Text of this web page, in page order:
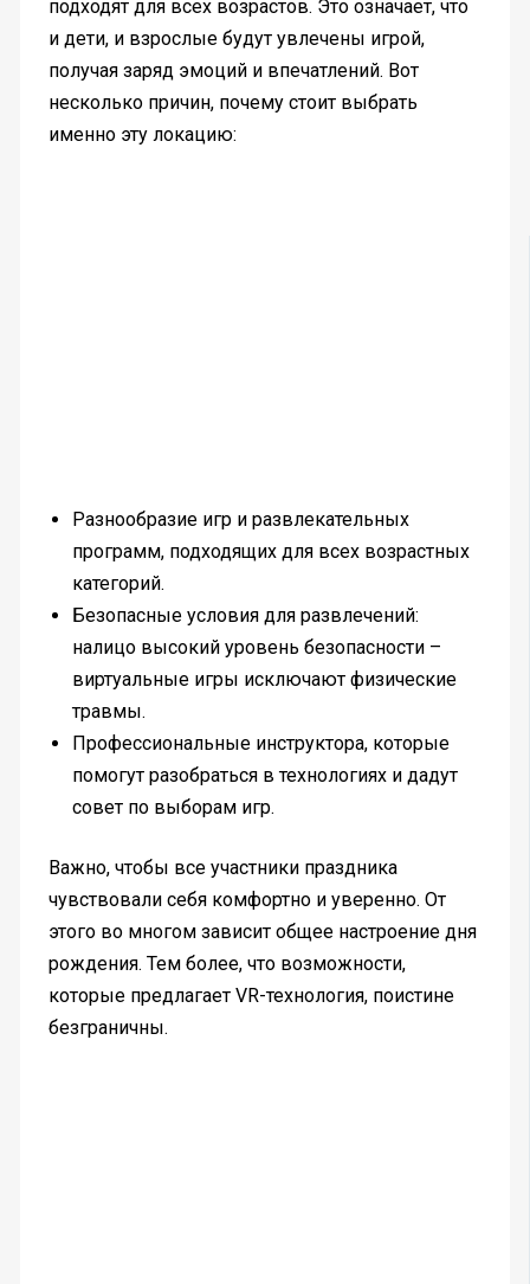
подходят для всех возрастов. Это означает, что
и дети, и взрослые будут увлечены игрой,
получая заряд эмоций и впечатлений. Вот
несколько причин, почему стоит выбрать
именно эту локацию:
Разнообразие игр и развлекательных
программ, подходящих для всех возрастных
категорий.
Безопасные условия для развлечений:
налицо высокий уровень безопасности –
виртуальные игры исключают физические
травмы.
Профессиональные инструктора, которые
помогут разобраться в технологиях и дадут
совет по выборам игр.
Важно, чтобы все участники праздника
чувствовали себя комфортно и уверенно. От
этого во многом зависит общее настроение дня
рождения. Тем более, что возможности,
которые предлагает VR-технология, поистине
безграничны.